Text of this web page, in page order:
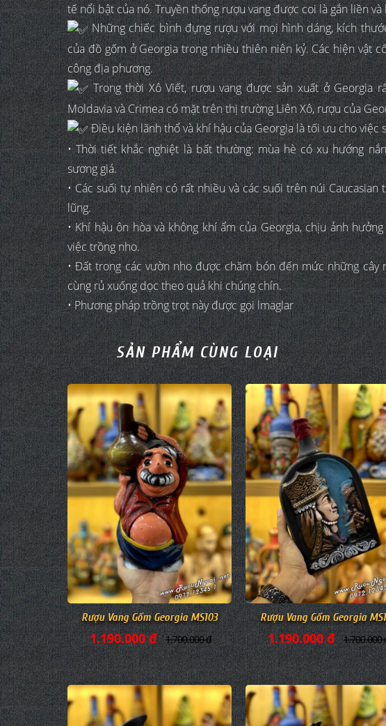
tế nổi bật của nó. Truyền thống rượu vang được coi là gắn liền
Những chiếc bình đựng rượu với mọi hình dáng, kích
của đồ gốm ở Georgia trong nhiều thiên niên kỷ. Các hiện vật
công địa phương.
Trong thời Xô Viết, rượu vang được sản xuất ở Georgia
Moldavia và Crimea có mặt trên thị trường Liên Xô, rượu của
Điều kiện lãnh thổ và khí hậu của Georgia là tối ưu cho việc
• Thời tiết khắc nghiệt là bất thường: mùa hè có xu hướng
sương giá.
• Các suối tự nhiên có rất nhiều và các suối trên núi
lũng.
• Khí hậu ôn hòa và không khí ẩm của Georgia, chịu ảnh
việc trồng nho.
• Đất trong các vườn nho được chăm bón đến mức những cây
cùng rủ xuống dọc theo quả khi chúng chín.
• Phương pháp trồng trọt này được gọi lmaglar
SẢN PHẨM CÙNG LOẠI
Rượu Vang Gốm Georgia MS103
1.190.000 đ 1.700.000 đ
Rượu Vang Gốm Georgia
1.190.000 đ 1.700.000